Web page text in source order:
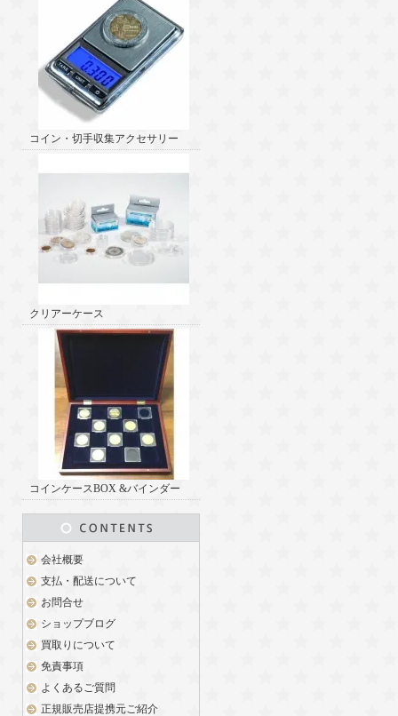
コイン・切手収集アクセサリー
クリアーケース
コインケースBOX &バインダー
会社概要
支払・配送について
お問合せ
ショップブログ
買取りについて
免責事項
よくあるご質問
正規販売店提携元ご紹介